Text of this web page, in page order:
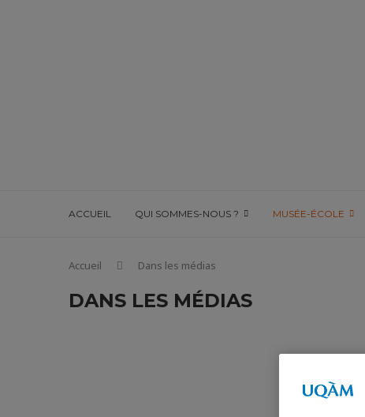
ACCUEIL QUI SOMMES-NOUS ? MUSÉE-ÉCOLE
Accueil Dans les médias
DANS LES MÉDIAS